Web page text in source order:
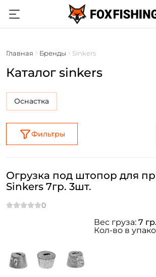
Главная Бренды Sinkers
Каталог sinkers
Оснастка
Фильтры
Огрузка под штопор для
Sinkers 7гр. 3шт.
Вес груза: 7 гр.
Кол-во в